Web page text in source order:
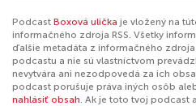
Podcast Boxová ulička je vložený na
informačného zdroja RSS. Všetky
ďalšie metadáta z informačného zdroja
podcastu a nie sú vlastníctvom
nevytvára ani nezodpovedá za ich
podcast porušuje práva iných osôb
nahlásiť obsah. Ak je toto tvoj podcast